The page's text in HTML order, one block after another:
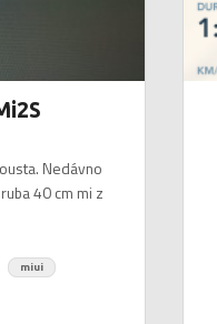
Nedávno
40 cm mi z
miui